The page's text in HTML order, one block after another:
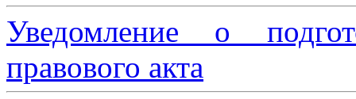
Уведомление о
правового акта